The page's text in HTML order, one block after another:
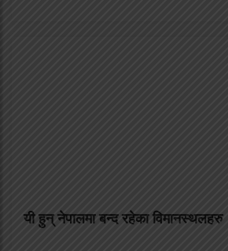
यी हुन् नेपालमा बन्द रहेका विमानस्थलहरु